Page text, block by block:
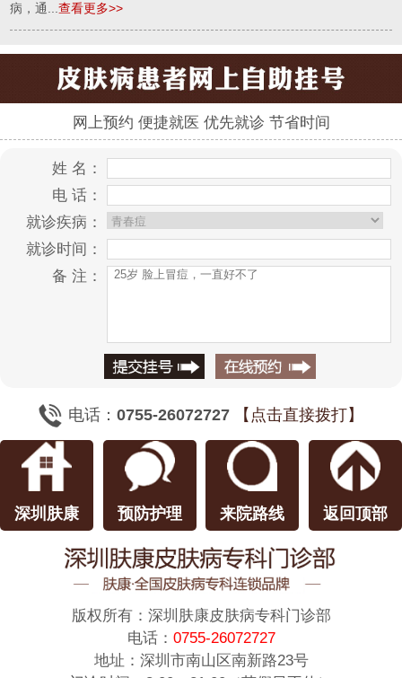
病，通...查看更多>>
网上预约 便捷就医 优先就诊 节省时间
姓 名：
电 话：
就诊疾病：
就诊时间：
备 注：
电话：0755-26072727 【点击直接拨打】
深圳肤康 预防护理 来院路线 返回顶部
版权所有： 深圳肤康皮肤病专科门诊部
电话： 0755-26072727
地址：深圳市南山区南新路23号